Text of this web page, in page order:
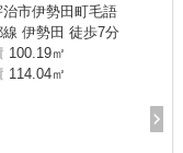
市伊勢田町毛語
伊勢田 徒歩7分
100.19㎡
114.04㎡